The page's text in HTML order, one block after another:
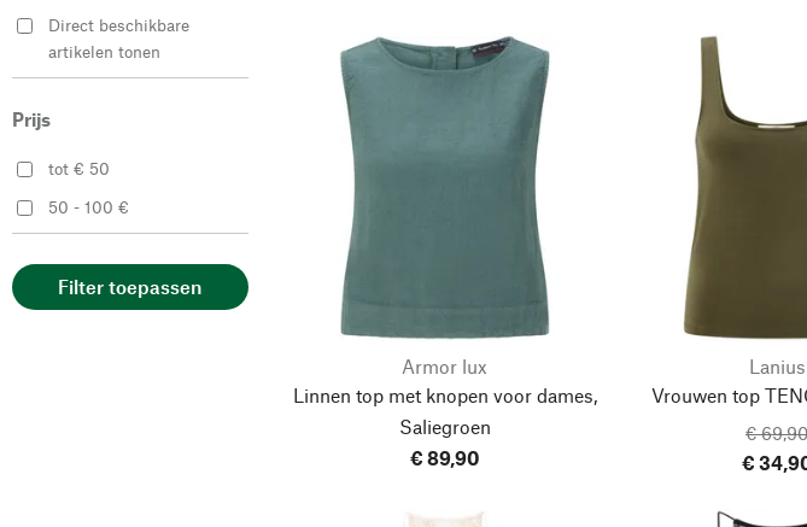
Direct beschikbare
artikelen tonen
Prijs
tot € 50
50 - 100 €
Filter toepassen
Armor lux
Linnen top met knopen voor dames,
Saliegroen
€ 89,90
Lanius
Vrouwen top
€ 69,90
€